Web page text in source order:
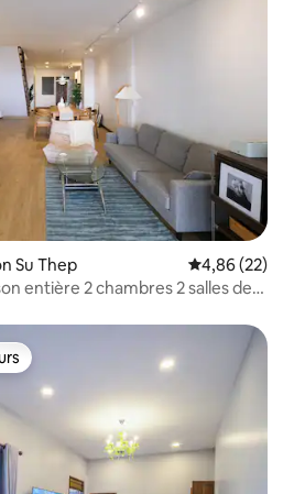
Su Thep Évaluation
4,86 (22)
entière 2 chambres 2 salles de